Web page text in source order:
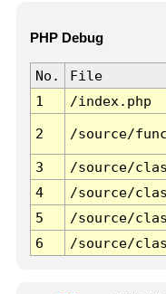
PHP Debug
No. File
1
/index.php
2 /source/
3 /source/
4
/source/
5
/source/
6
/source/